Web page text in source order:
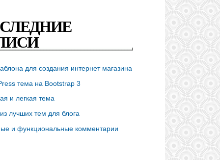
для создания интернет магазина
тема на Bootstrap 3
и легкая тема
лучших тем для блога
и функциональные комментарии